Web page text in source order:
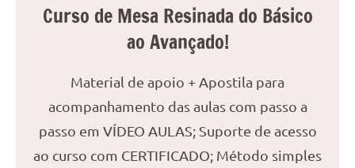
precisa
únicas.
Nosso
Curso de Mesa Resinada do Básico
ao Avançado!
Material de apoio + Apostila para
acompanhamento das aulas com passo a
passo em VÍDEO AULAS; Suporte de acesso
ao curso com CERTIFICADO; Método simples